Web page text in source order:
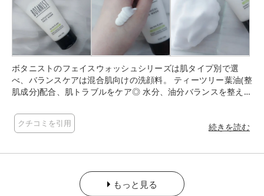
ボタニストのフェイスウォッシュシリーズは肌タイプ別で選
べ、バランスケアは混合肌向けの洗顔料。 ティーツリー葉油(整
肌成分)配合、肌トラブルをケア◎ 水分、油分バランスを整えな
にできる◎ ティーツリーとペアーのフルーティな香り◎ 洗い上
がりはけっこうさっぱり、でも潤いはしっかり守ってくれるよ
クチコミを引用 続きを読む
もっと見る